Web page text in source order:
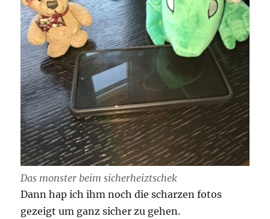
Das monster beim sicherheiztschek
Dann hap ich ihm noch die scharzen fotos
gezeigt um ganz sicher zu gehen.